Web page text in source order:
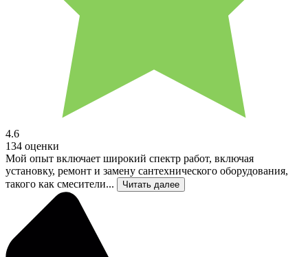
4.6
134 оценки
Мой опыт включает широкий спектр работ, включая
установку, ремонт и замену сантехнического оборудования,
такого как смесители...
Читать далее